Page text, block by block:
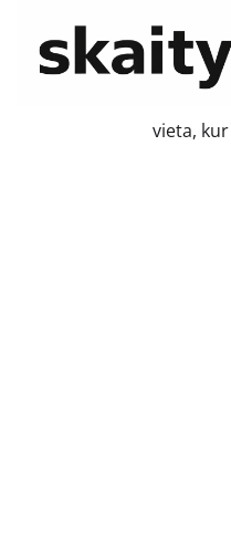
content
vieta,